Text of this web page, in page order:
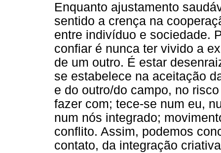
Enquanto ajustamento
sentido a crença na
entre indivíduo e sociedade.
confiar é nunca ter vivido a
de um outro. É estar
se estabelece na aceitação
e do outro/do campo, no
fazer com; tece-se num eu,
num nós integrado;
conflito. Assim, podemos
contato, da integração